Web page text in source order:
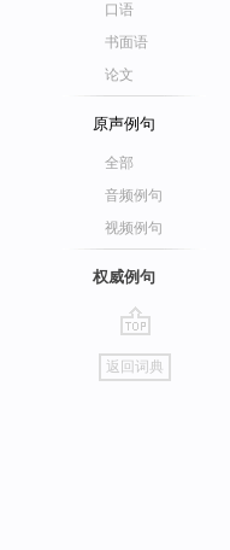
口语
书面语
论文
原声例句
全部
音频例句
视频例句
权威例句
go
top
返回词典